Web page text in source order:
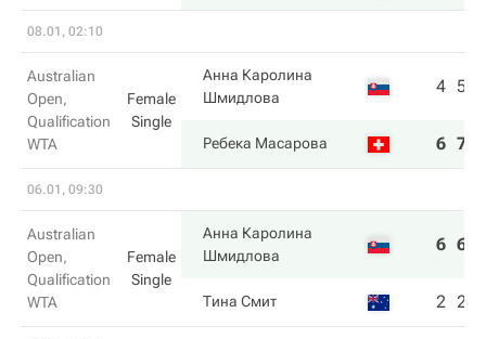
08.01, 02:10
Australian
Open,
Qualification
WTA
Female
Single
Анна Каролина
Шмидлова
4 5
Ребека Масарова 6 7
06.01, 09:30
Australian
Open,
Qualification
WTA
Female
Single
Анна Каролина
Шмидлова
6 6
Тина Смит 2 2